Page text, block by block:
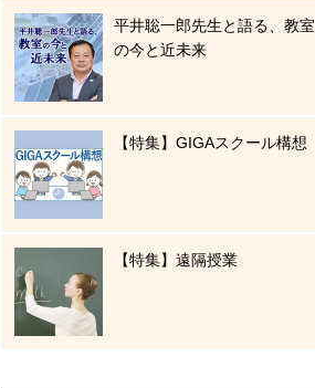
平井聡一郎先生と語る、教室
の今と近未来
【特集】GIGAスクール構想
【特集】遠隔授業